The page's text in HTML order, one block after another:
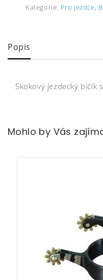
Kategorie: Pro jezdce,
Popis
Skokový jezdecký bičík
Mohlo by Vás